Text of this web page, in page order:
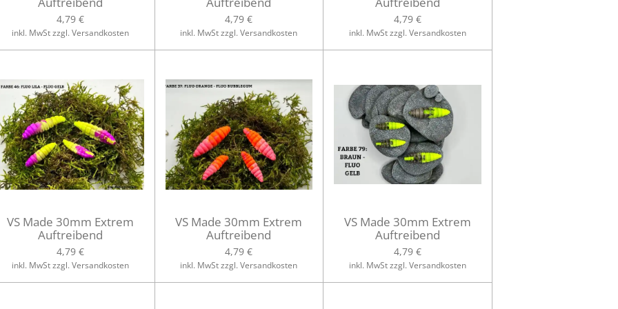
4,79 €
inkl. MwSt zzgl. Versandkosten
4,79 €
inkl. MwSt zzgl. Versandkosten
4,79 €
inkl. MwSt zzgl. Versandkosten
VS Made 30mm Extrem
Auftreibend
4,79 €
inkl. MwSt zzgl. Versandkosten
VS Made 30mm Extrem
Auftreibend
4,79 €
inkl. MwSt zzgl. Versandkosten
VS Made 30mm Extrem
Auftreibend
4,79 €
inkl. MwSt zzgl. Versandkosten